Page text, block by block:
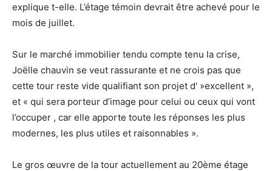
explique t-elle. L’étage témoin devrait être achevé pour le
mois de juillet.
Sur le marché immobilier tendu compte tenu la crise,
Joëlle chauvin se veut rassurante et ne crois pas que
cette tour reste vide qualifiant son projet d' »excellent »,
et « qui sera porteur d’image pour celui ou ceux qui vont
l’occuper , car elle apporte toute les réponses les plus
modernes, les plus utiles et raisonnables ».
Le gros œuvre de la tour actuellement au 20ème étage